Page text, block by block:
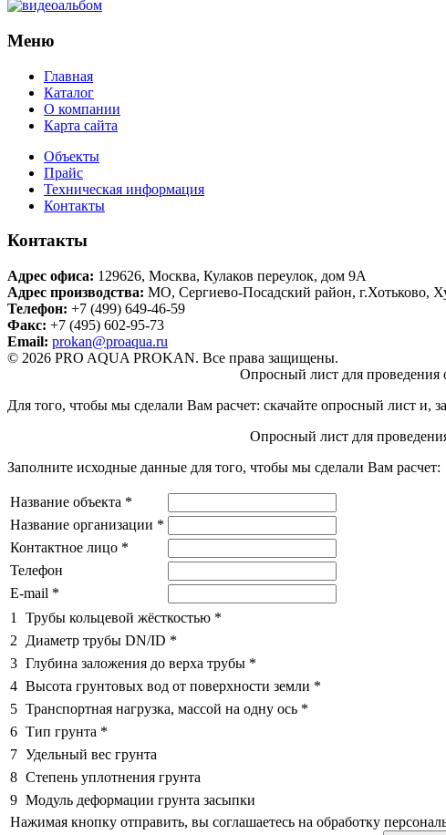
Меню
Главная
Каталог
О компании
Карта сайта
Объекты
Прайс
Техническая информация
Контакты
Контакты
Адрес офиса: 129626, Москва, Кулаков переулок, дом 9А
Адрес производства: МО, Сергиево-Посадский район, г.Хотьково,
Телефон: +7 (499) 649-46-59
Факс: +7 (495) 602-95-73
Email: prokan@proaqua.ru
© 2026 PRO AQUA PROKAN. Все права защищены.
Опросный лист для проведения
Для того, чтобы мы сделали Вам расчет: скачайте опросный лист и,
Опросный лист для
Заполните исходные данные для того, чтобы мы сделали Вам расчет:
Название объекта *
Название организации *
Контактное лицо *
Телефон
E-mail *
1
Трубы кольцевой жёсткостью *
2
Диаметр трубы DN/ID *
3 Глубина заложения до верха трубы *
4 Высота грунтовых вод от поверхности земли *
5 Транспортная нагрузка, массой на одну ось *
6 Тип грунта *
7 Удельный вес грунта
8 Степень уплотнения грунта
9 Модуль деформации грунта засыпки
Нажимая кнопку отправить, вы соглашаетесь на обработку